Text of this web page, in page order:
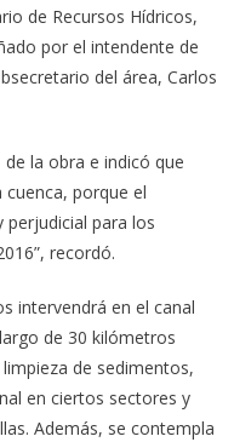
de Recursos Hídricos,
por el intendente de
del área, Carlos
la obra e indicó que
porque el
perjudicial para los
recordó.
intervendrá en el canal
de 30 kilómetros
de sedimentos,
en ciertos sectores y
Además, se contempla